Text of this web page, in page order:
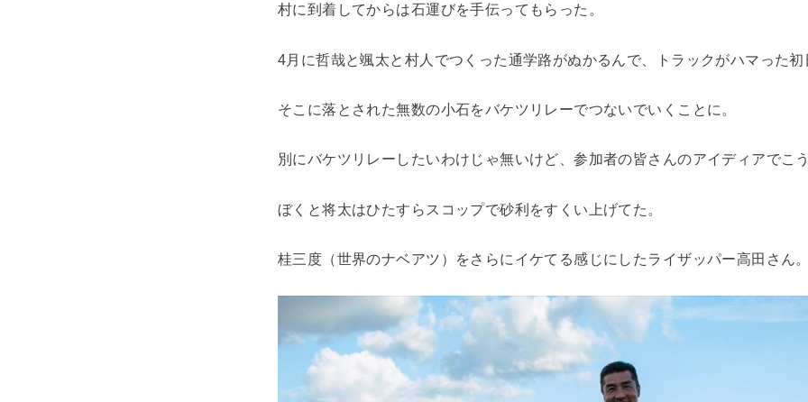
村に到着してからは石運びを手伝ってもらった。
4月に哲哉と颯太と村人でつくった通学路がぬかるんで、トラックがハマった初
そこに落とされた無数の小石をバケツリレーでつないでいくことに。
別にバケツリレーしたいわけじゃ無いけど、参加者の皆さんのアイディアでこ
ぼくと将太はひたすらスコップで砂利をすくい上げてた。
桂三度（世界のナベアツ）をさらにイケてる感じにしたライザッパー高田さん